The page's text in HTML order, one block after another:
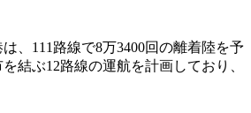
、111路線で8万3400回の離着陸を予
結ぶ12路線の運航を計画しており、